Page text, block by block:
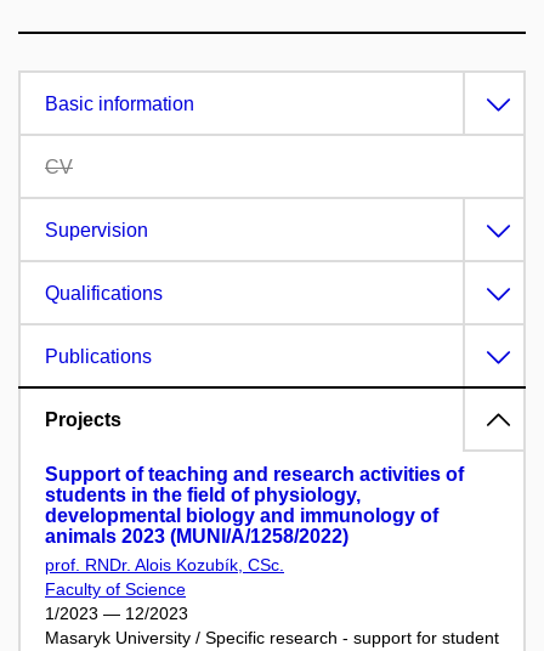
Basic information
CV
Supervision
Qualifications
Publications
Projects
Support of teaching and research activities of
students in the field of physiology,
developmental biology and immunology of
animals 2023 (MUNI/A/1258/2022)
prof. RNDr. Alois Kozubík, CSc.
Faculty of Science
1/2023 — 12/2023
Masaryk University / Specific research - support for student